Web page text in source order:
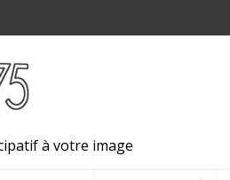
à votre image